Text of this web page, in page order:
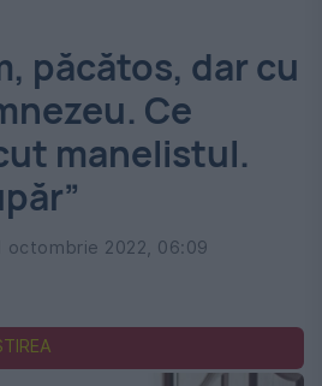
păcătos, dar cu
Ce
manelistul.
octombrie 2022, 06:09